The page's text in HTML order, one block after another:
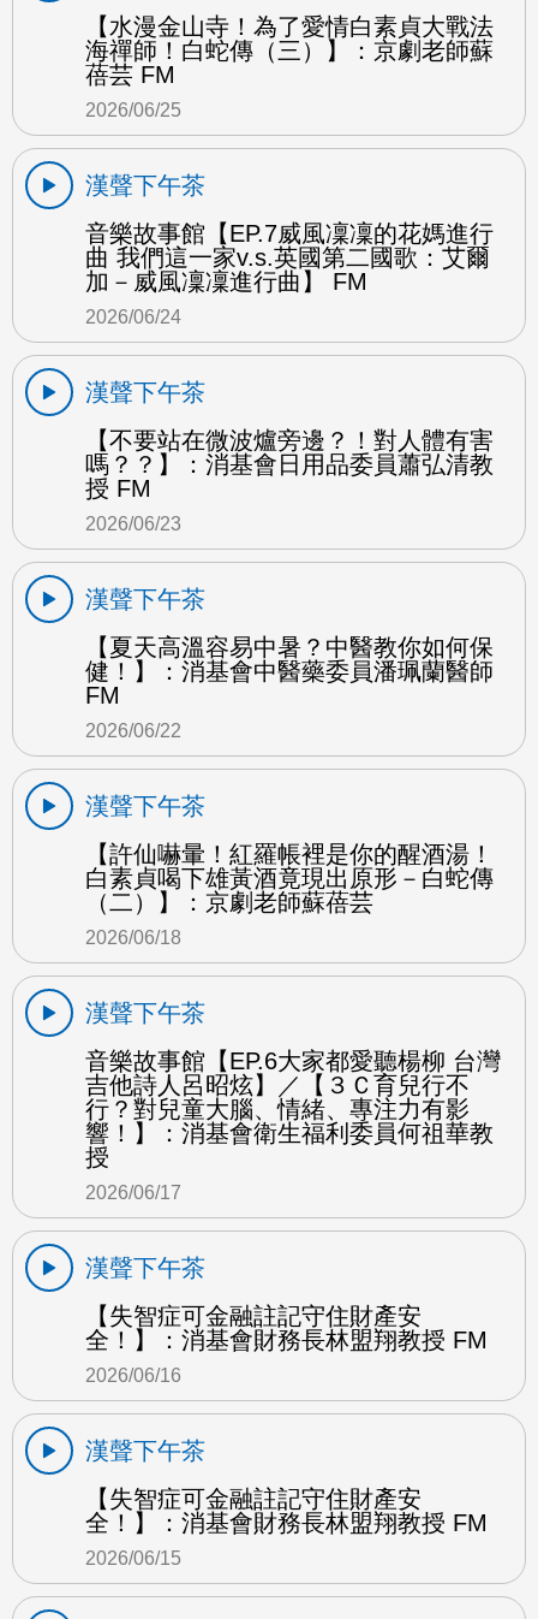
【水漫金山寺！為了愛情白素貞大戰法
海禪師！白蛇傳（三）】：京劇老師蘇
蓓芸 FM
2026/06/25
漢聲下午茶
音樂故事館【EP.7威風凜凜的花媽進行
曲 我們這一家v.s.英國第二國歌：艾爾
加－威風凜凜進行曲】 FM
2026/06/24
漢聲下午茶
【不要站在微波爐旁邊？！對人體有害
嗎？？】：消基會日用品委員蕭弘清教
授 FM
2026/06/23
漢聲下午茶
【夏天高溫容易中暑？中醫教你如何保
健！】：消基會中醫藥委員潘珮蘭醫師
FM
2026/06/22
漢聲下午茶
【許仙嚇暈！紅羅帳裡是你的醒酒湯！
白素貞喝下雄黃酒竟現出原形－白蛇傳
（二）】：京劇老師蘇蓓芸
2026/06/18
漢聲下午茶
音樂故事館【EP.6大家都愛聽楊柳 台灣
吉他詩人呂昭炫】／【３Ｃ育兒行不
行？對兒童大腦、情緒、專注力有影
響！】：消基會衛生福利委員何祖華教
授
2026/06/17
漢聲下午茶
【失智症可金融註記守住財產安
全！】：消基會財務長林盟翔教授 FM
2026/06/16
漢聲下午茶
【失智症可金融註記守住財產安
全！】：消基會財務長林盟翔教授 FM
2026/06/15